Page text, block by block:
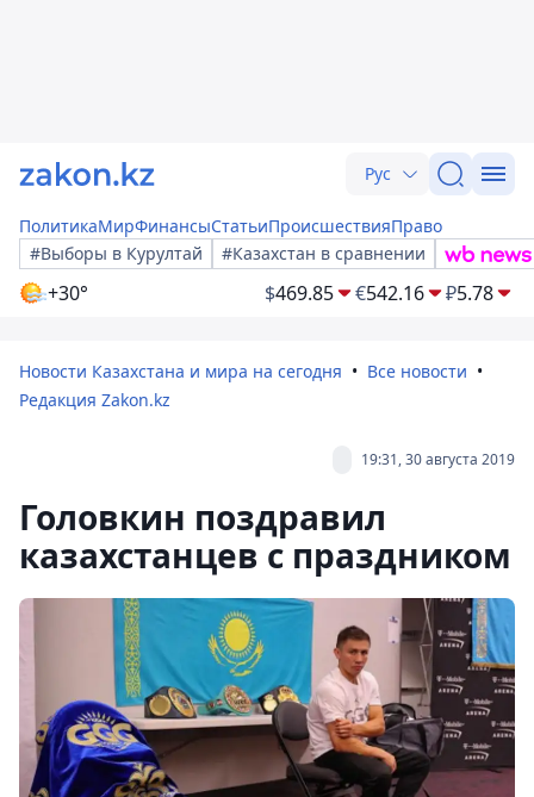
Рус
ПолитикаМирФинансыСтатьиПроисшествияПраво
#Выборы в Курултай
#Казахстан в сравнении
+30° $469.85 €542.16 ₽5.78
Новости Казахстана и мира на сегодня
Все новости
Редакция Zakon.kz
19:31, 30 августа 2019
Головкин поздравил
казахстанцев с праздником